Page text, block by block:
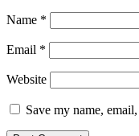
Name *
Email *
Website
Save my name,